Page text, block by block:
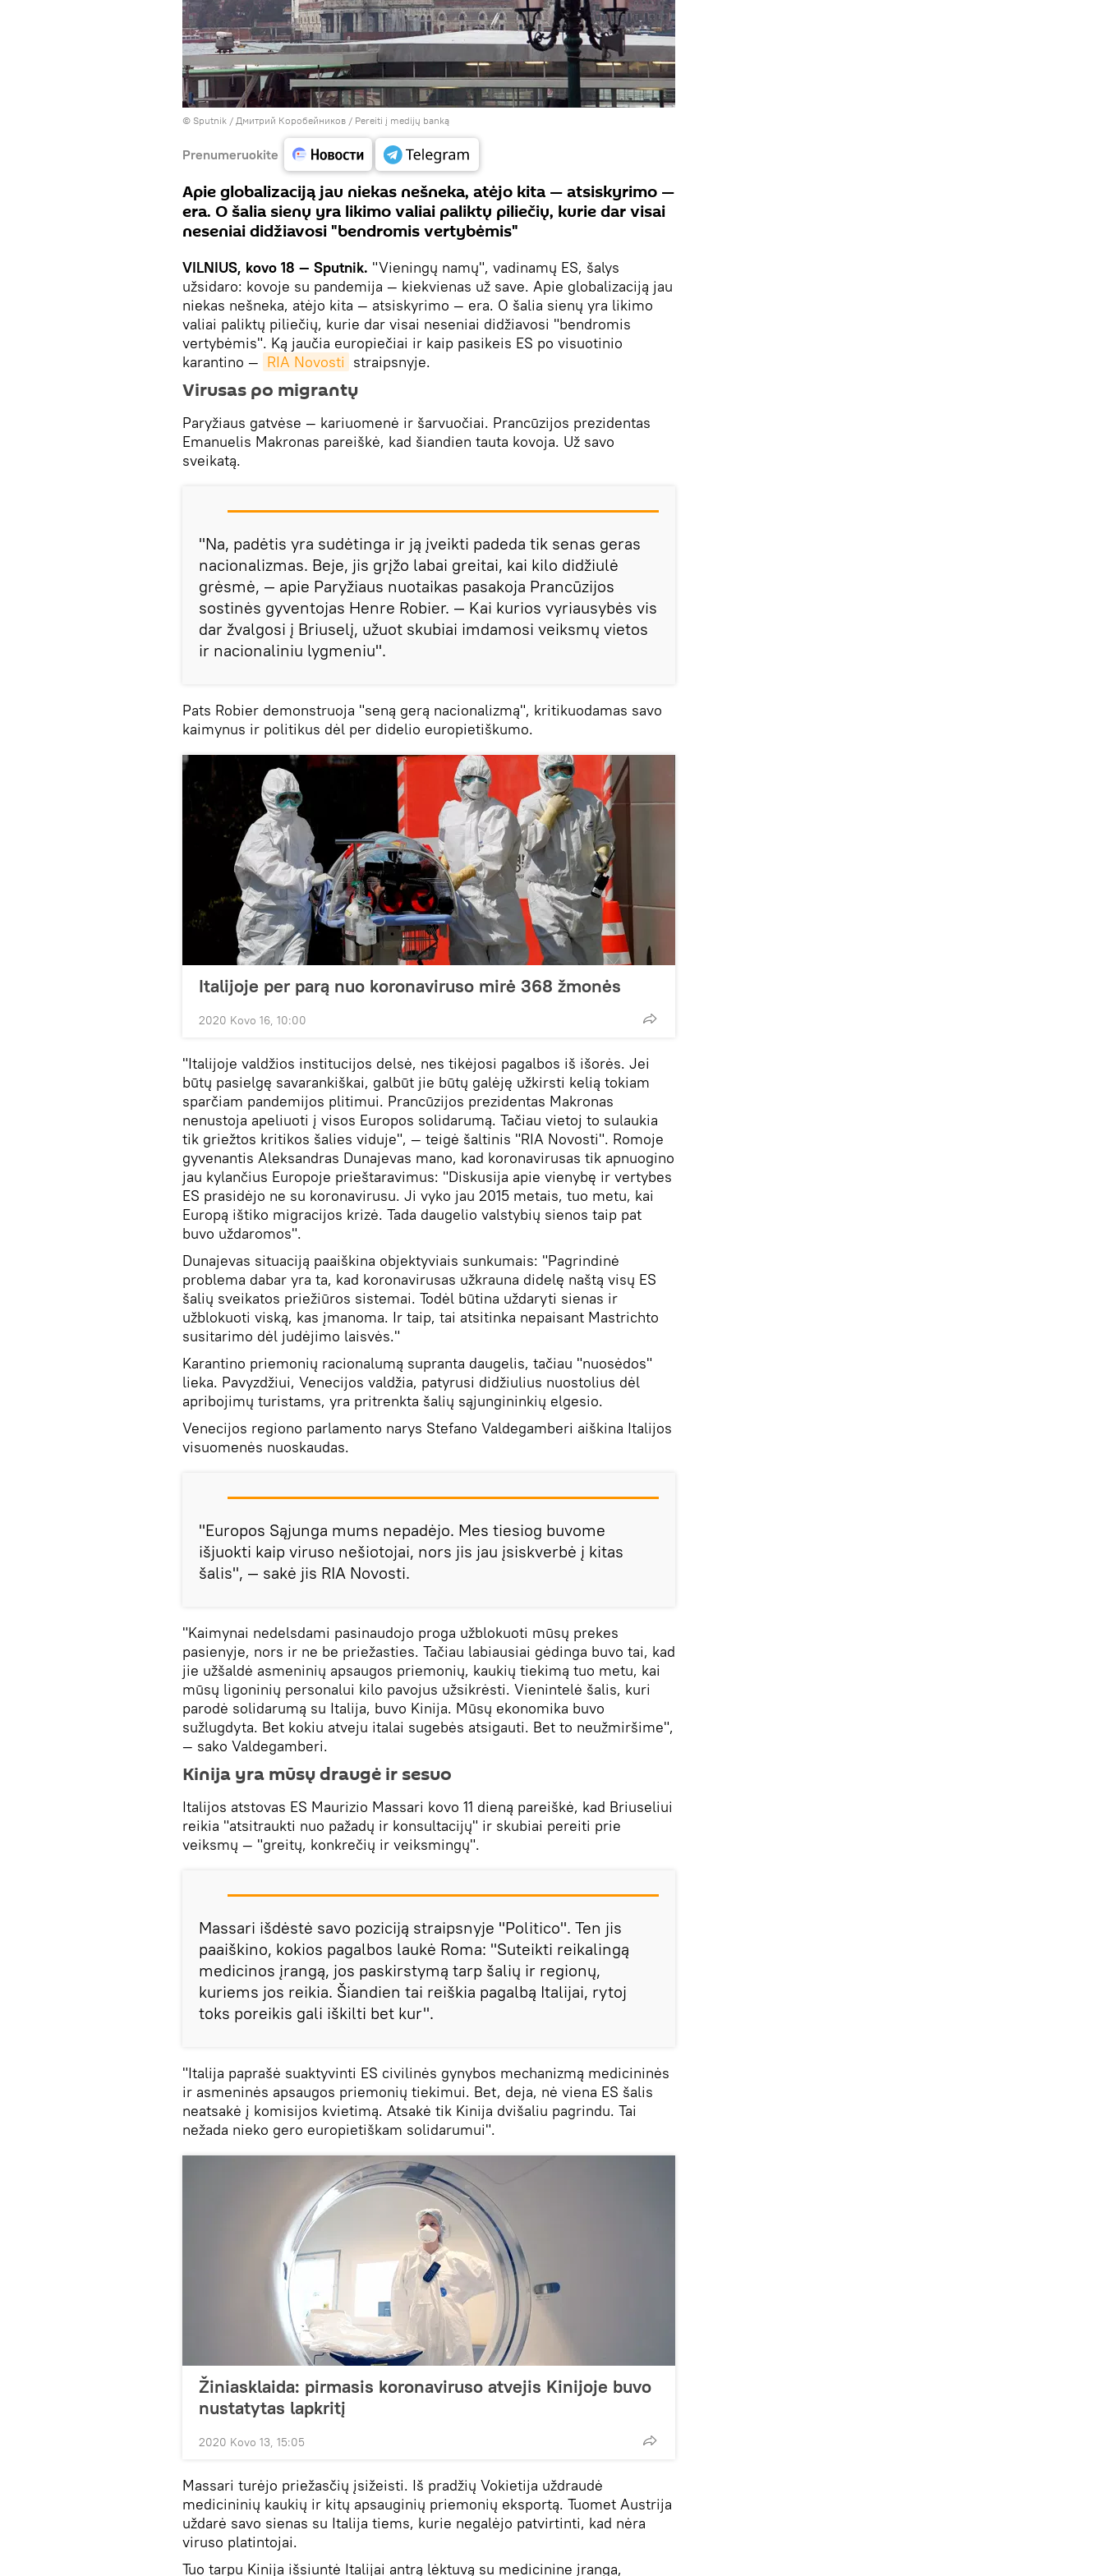
© Sputnik / Дмитрий Коробейников / Pereiti į medijų banką
Prenumeruokite
Apie globalizaciją jau niekas nešneka, atėjo kita — atsiskyrimo —
era. O šalia sienų yra likimo valiai paliktų piliečių, kurie dar visai
neseniai didžiavosi "bendromis vertybėmis"
VILNIUS, kovo 18 — Sputnik. "Vieningų namų", vadinamų ES, šalys
užsidaro: kovoje su pandemija — kiekvienas už save. Apie globalizaciją jau
niekas nešneka, atėjo kita — atsiskyrimo — era. O šalia sienų yra likimo
valiai paliktų piliečių, kurie dar visai neseniai didžiavosi "bendromis
vertybėmis". Ką jaučia europiečiai ir kaip pasikeis ES po visuotinio
karantino — RIA Novosti straipsnyje.
Virusas po migrantų
Paryžiaus gatvėse — kariuomenė ir šarvuočiai. Prancūzijos prezidentas
Emanuelis Makronas pareiškė, kad šiandien tauta kovoja. Už savo
sveikatą.
"Na, padėtis yra sudėtinga ir ją įveikti padeda tik senas geras
nacionalizmas. Beje, jis grįžo labai greitai, kai kilo didžiulė
grėsmė, — apie Paryžiaus nuotaikas pasakoja Prancūzijos
sostinės gyventojas Henre Robier. — Kai kurios vyriausybės vis
dar žvalgosi į Briuselį, užuot skubiai imdamosi veiksmų vietos
ir nacionaliniu lygmeniu".
Pats Robier demonstruoja "seną gerą nacionalizmą", kritikuodamas savo
kaimynus ir politikus dėl per didelio europietiškumo.
Italijoje per parą nuo koronaviruso mirė 368 žmonės
2020 Kovo 16, 10:00
"Italijoje valdžios institucijos delsė, nes tikėjosi pagalbos iš išorės. Jei
būtų pasielgę savarankiškai, galbūt jie būtų galėję užkirsti kelią tokiam
sparčiam pandemijos plitimui. Prancūzijos prezidentas Makronas
nenustoja apeliuoti į visos Europos solidarumą. Tačiau vietoj to sulaukia
tik griežtos kritikos šalies viduje", — teigė šaltinis "RIA Novosti". Romoje
gyvenantis Aleksandras Dunajevas mano, kad koronavirusas tik apnuogino
jau kylančius Europoje prieštaravimus: "Diskusija apie vienybę ir vertybes
ES prasidėjo ne su koronavirusu. Ji vyko jau 2015 metais, tuo metu, kai
Europą ištiko migracijos krizė. Tada daugelio valstybių sienos taip pat
buvo uždaromos".
Dunajevas situaciją paaiškina objektyviais sunkumais: "Pagrindinė
problema dabar yra ta, kad koronavirusas užkrauna didelę naštą visų ES
šalių sveikatos priežiūros sistemai. Todėl būtina uždaryti sienas ir
užblokuoti viską, kas įmanoma. Ir taip, tai atsitinka nepaisant Mastrichto
susitarimo dėl judėjimo laisvės."
Karantino priemonių racionalumą supranta daugelis, tačiau "nuosėdos"
lieka. Pavyzdžiui, Venecijos valdžia, patyrusi didžiulius nuostolius dėl
apribojimų turistams, yra pritrenkta šalių sąjungininkių elgesio.
Venecijos regiono parlamento narys Stefano Valdegamberi aiškina Italijos
visuomenės nuoskaudas.
"Europos Sąjunga mums nepadėjo. Mes tiesiog buvome
išjuokti kaip viruso nešiotojai, nors jis jau įsiskverbė į kitas
šalis", — sakė jis RIA Novosti.
"Kaimynai nedelsdami pasinaudojo proga užblokuoti mūsų prekes
pasienyje, nors ir ne be priežasties. Tačiau labiausiai gėdinga buvo tai, kad
jie užšaldė asmeninių apsaugos priemonių, kaukių tiekimą tuo metu, kai
mūsų ligoninių personalui kilo pavojus užsikrėsti. Vienintelė šalis, kuri
parodė solidarumą su Italija, buvo Kinija. Mūsų ekonomika buvo
sužlugdyta. Bet kokiu atveju italai sugebės atsigauti. Bet to neužmiršime",
— sako Valdegamberi.
Kinija yra mūsų draugė ir sesuo
Italijos atstovas ES Maurizio Massari kovo 11 dieną pareiškė, kad Briuseliui
reikia "atsitraukti nuo pažadų ir konsultacijų" ir skubiai pereiti prie
veiksmų — "greitų, konkrečių ir veiksmingų".
Massari išdėstė savo poziciją straipsnyje "Politico". Ten jis
paaiškino, kokios pagalbos laukė Roma: "Suteikti reikalingą
medicinos įrangą, jos paskirstymą tarp šalių ir regionų,
kuriems jos reikia. Šiandien tai reiškia pagalbą Italijai, rytoj
toks poreikis gali iškilti bet kur".
"Italija paprašė suaktyvinti ES civilinės gynybos mechanizmą medicininės
ir asmeninės apsaugos priemonių tiekimui. Bet, deja, nė viena ES šalis
neatsakė į komisijos kvietimą. Atsakė tik Kinija dvišaliu pagrindu. Tai
nežada nieko gero europietiškam solidarumui".
Žiniasklaida: pirmasis koronaviruso atvejis Kinijoje buvo
nustatytas lapkritį
2020 Kovo 13, 15:05
Massari turėjo priežasčių įsižeisti. Iš pradžių Vokietija uždraudė
medicininių kaukių ir kitų apsauginių priemonių eksportą. Tuomet Austrija
uždarė savo sienas su Italija tiems, kurie negalėjo patvirtinti, kad nėra
viruso platintojai.
Tuo tarpu Kinija išsiuntė Italijai antrą lėktuvą su medicinine įranga,